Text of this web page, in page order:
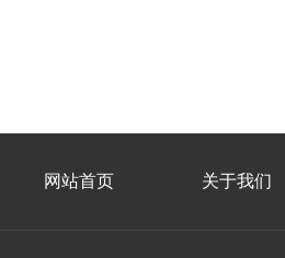
网站首页 关于我们